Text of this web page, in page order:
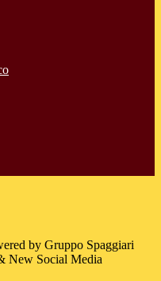
by Gruppo Spaggiari
New Social Media